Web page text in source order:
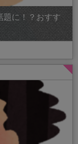
題に！？おすす